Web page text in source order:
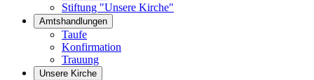
Stiftung "Unsere Kirche"
Amtshandlungen
Taufe
Konfirmation
Trauung
Unsere Kirche